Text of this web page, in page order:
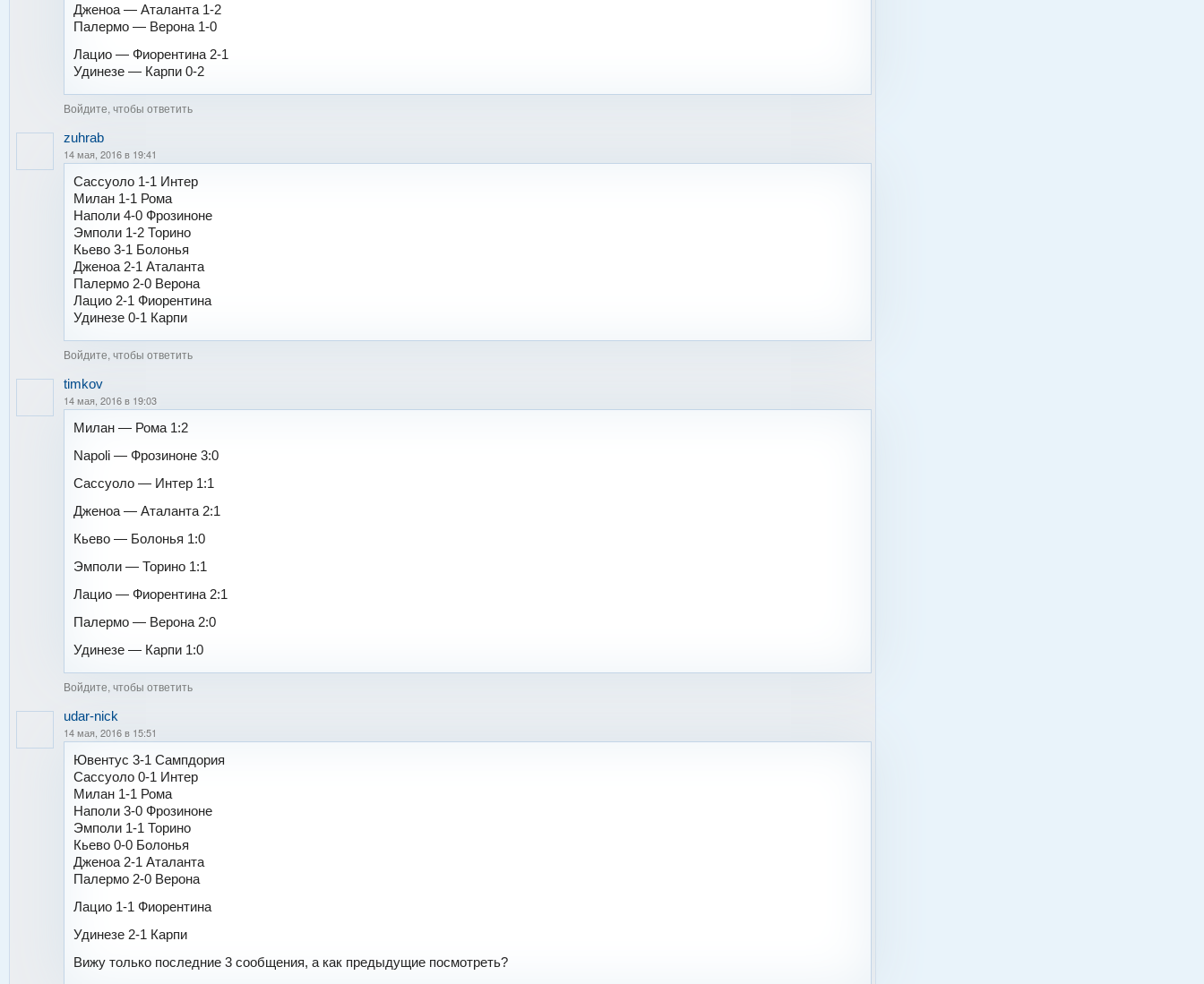
Дженоа — Аталанта 1-2
Палермо — Верона 1-0
Лацио — Фиорентина 2-1
Удинезе — Карпи 0-2
Войдите, чтобы ответить
zuhrab
14 мая, 2016 в 19:41
Сассуоло 1-1 Интер
Милан 1-1 Рома
Наполи 4-0 Фрозиноне
Эмполи 1-2 Торино
Кьево 3-1 Болонья
Дженоа 2-1 Аталанта
Палермо 2-0 Верона
Лацио 2-1 Фиорентина
Удинезе 0-1 Карпи
Войдите, чтобы ответить
timkov
14 мая, 2016 в 19:03
Милан — Рома 1:2
Napoli — Фрозиноне 3:0
Сассуоло — Интер 1:1
Дженоа — Аталанта 2:1
Кьево — Болонья 1:0
Эмполи — Торино 1:1
Лацио — Фиорентина 2:1
Палермо — Верона 2:0
Удинезе — Карпи 1:0
Войдите, чтобы ответить
udar-nick
14 мая, 2016 в 15:51
Ювентус 3-1 Сампдория
Сассуоло 0-1 Интер
Милан 1-1 Рома
Наполи 3-0 Фрозиноне
Эмполи 1-1 Торино
Кьево 0-0 Болонья
Дженоа 2-1 Аталанта
Палермо 2-0 Верона
Лацио 1-1 Фиорентина
Удинезе 2-1 Карпи
Вижу только последние 3 сообщения, а как предыдущие посмотреть?